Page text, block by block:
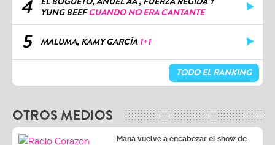
4
YUNG BEEFCUANDO NO ERA CANTANTE
5 MALUMA, KAMY GARCÍA 1+1
TODO EL RANKING
OTROS MEDIOS
Maná vuelve a encabezar el show de